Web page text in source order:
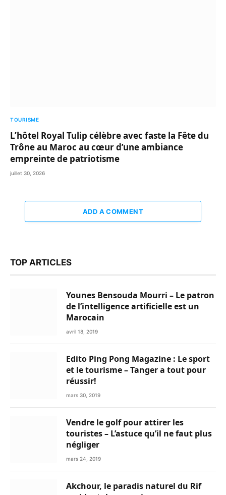
TOURISME
L’hôtel Royal Tulip célèbre avec faste la Fête du
Trône au Maroc au cœur d’une ambiance
empreinte de patriotisme
juillet 30, 2026
ADD A COMMENT
TOP ARTICLES
Younes Bensouda Mourri – Le patron
de l’intelligence artificielle est un
Marocain
avril 18, 2019
Edito Ping Pong Magazine : Le sport
et le tourisme – Tanger a tout pour
réussir!
mars 30, 2019
Vendre le golf pour attirer les
touristes – L’astuce qu’il ne faut plus
négliger
mars 24, 2019
Akchour, le paradis naturel du Rif